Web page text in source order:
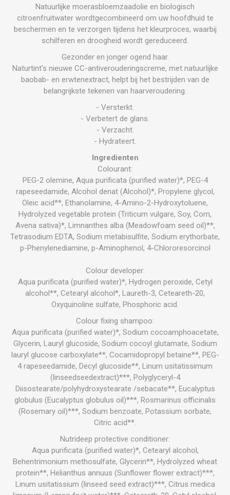
Natuurlijke moerasbloemzaadolie en biologisch
citroenfruitwater wordtgecombineerd om uw hoofdhuid te
beschermen en te verzorgen tijdens het kleurproces, waarbij
schilferen en droogheid wordt gereduceerd.
Gezonder en jonger ogend haar.
Naturtint's nieuwe CC-antiverouderingscreme, met natuurlijke
baobab- en erwtenextract, helpt bij het bestrijden van de
belangrijkste tekenen van haarveroudering.
- Versterkt.
- Verbetert de glans.
- Verzacht.
- Hydrateert.
Ingredienten
Colourant:
PEG-2 olemine, Aqua purificata (purified water)*, PEG-4
rapeseedamide, Alcohol denat (Alcohol)*, Propylene glycol,
Oleic acid**, Ethanolamine, 4-Amino-2-Hydroxytoluene,
Hydrolyzed vegetable protein (Triticum vulgare, Soy, Corn,
Avena sativa)*, Limnanthes alba (Meadowfoam seed oil)**,
Tetrasodium EDTA, Sodium metabisulfite, Sodium erythorbate,
p-Phenylenediamine, p-Aminophenol, 4-Chlororesorcinol
Colour developer:
Aqua purificata (purified water)*, Hydrogen peroxide, Cetyl
alcohol**, Cetearyl alcohol*, Laureth-3, Ceteareth-20,
Oxyquinoline sulfate, Phosphoric acid.
Colour fixing shampoo:
Aqua purificata (purified water)*, Sodium cocoamphoacetate,
Glycerin, Lauryl glucoside, Sodium cocoyl glutamate, Sodium
lauryl glucose carboxylate**, Cocamidopropyl betaine**, PEG-
4 rapeseedamide, Decyl glucoside**, Linum usitatissimum
(linseedseedextract)***, Polyglyceryl-4
Diisostearate/polyhydroxystearate /sebacate**, Eucalyptus
globulus (Eucalyptus globulus oil)***, Rosmarinus officinalis
(Rosemary oil)***, Sodium benzoate, Potassium sorbate,
Citric acid**.
Nutrideep protective conditioner:
Aqua purificata (purified water)*, Cetearyl alcohol,
Behentrimonium methosulfate, Glycerin**, Hydrolyzed wheat
protein**, Helianthus annuus (Sunflower flower extract)***,
Linum usitatissium (linseed seed extract)***, Citrus medica